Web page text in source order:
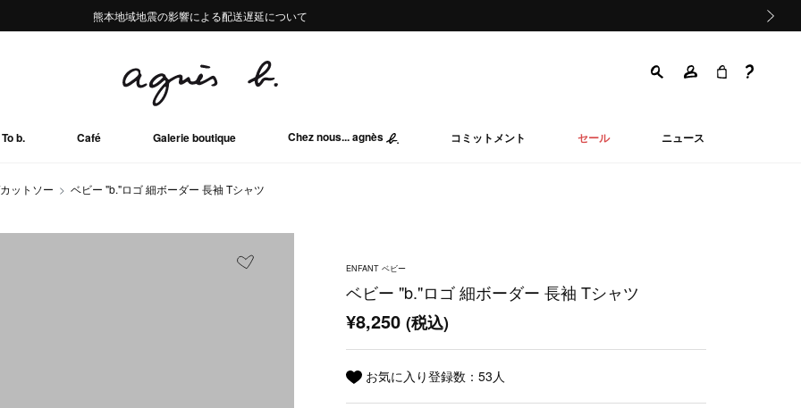
熊本地域地震の影響による配送遅延について
Summer Sale 2buy10%OFF!!
熊本地域地震の影響による配送遅延について
Summer Sale 2buy10%OFF!!
To b. Café Galerie boutique Chez nous... agnès コミットメント セール ニュース
ットソー ベビー "b."ロゴ 細ボーダー 長袖 Tシャツ
ENFANT ベビー
ベビー "b."ロゴ 細ボーダー 長袖 Tシャツ
¥8,250(税込)
お気に入り登録数：53人